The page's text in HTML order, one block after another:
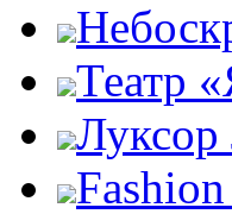
Театр
Луксор